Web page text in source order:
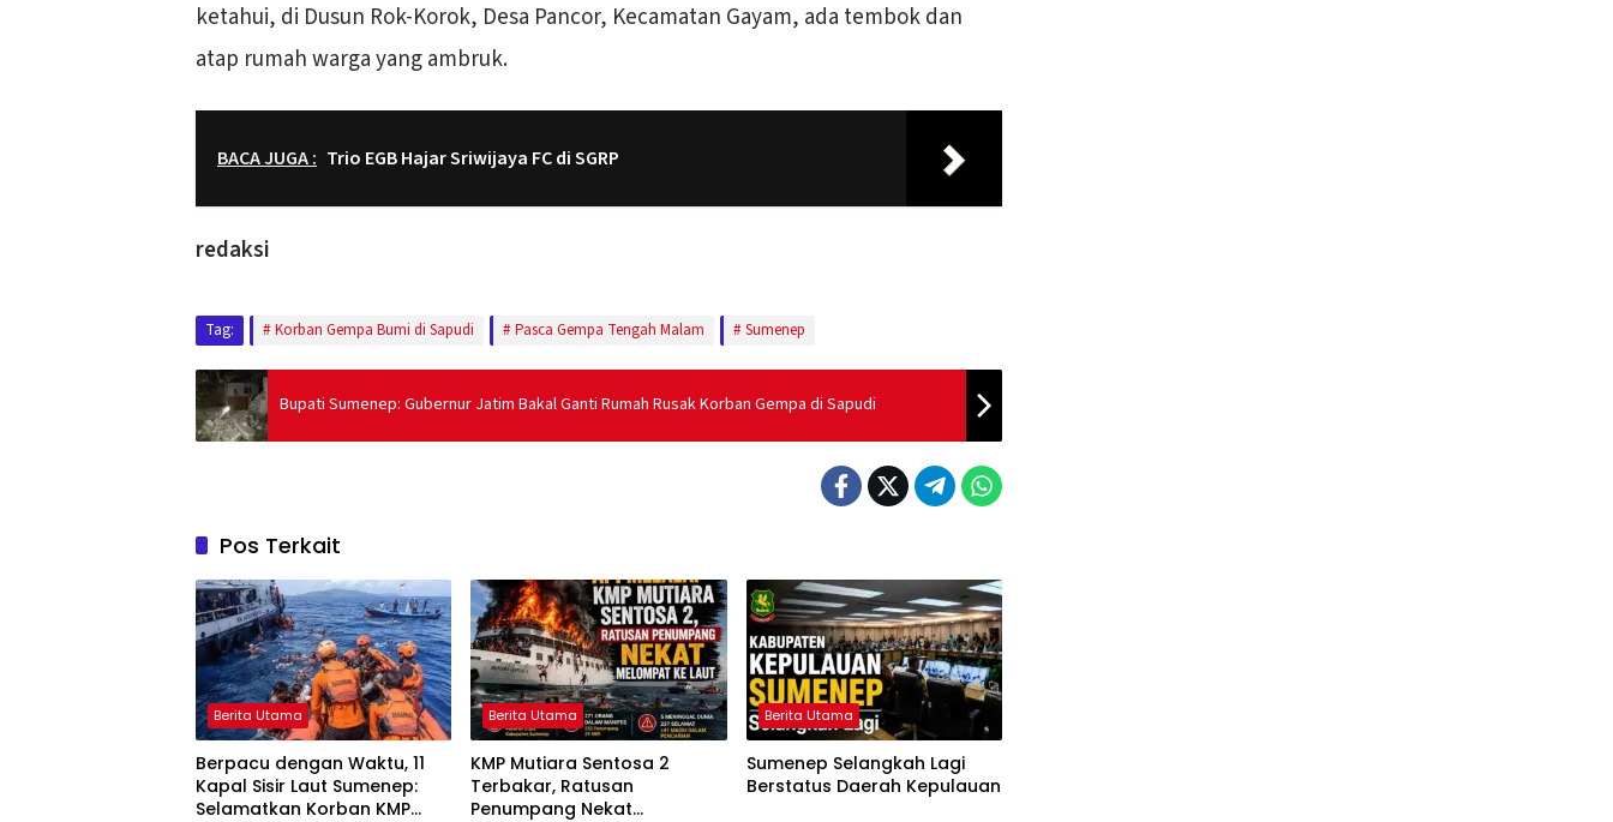
ketahui, di Dusun Rok-Korok, Desa Pancor, Kecamatan Gayam, ada tembok dan
atap rumah warga yang ambruk.
BACA JUGA : Trio EGB Hajar Sriwijaya FC di SGRP
redaksi
Tag: Korban Gempa Bumi di Sapudi Pasca Gempa Tengah Malam Sumenep
Bupati Sumenep: Gubernur Jatim Bakal Ganti Rumah Rusak Korban Gempa di Sapudi
Pos Terkait
Berita Utama
Berpacu dengan Waktu, 11
Kapal Sisir Laut Sumenep:
Selamatkan Korban KMP
Berita Utama
KMP Mutiara Sentosa 2
Terbakar, Ratusan
Penumpang Nekat
Berita Utama
Sumenep Selangkah Lagi
Berstatus Daerah Kepulauan